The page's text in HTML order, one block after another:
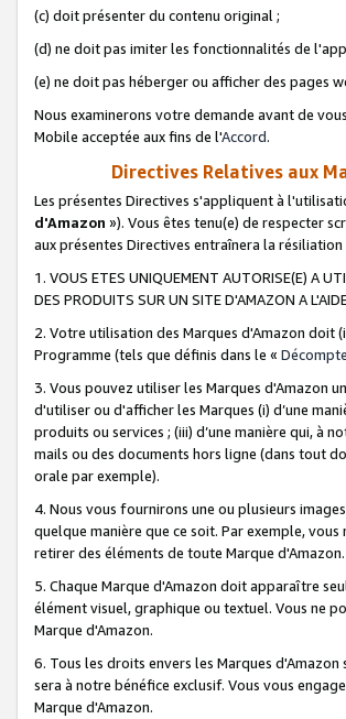
(c) doit présenter du contenu original ;
(d) ne doit pas imiter les fonctionnalités de
(e) ne doit pas héberger ou afficher des pages
Nous examinerons votre demande avant de
Mobile acceptée aux fins de l'Accord.
Directives Relatives aux
Les présentes Directives s'appliquent à
d'Amazon »). Vous êtes tenu(e) de respecter
aux présentes Directives entraînera la
1. VOUS ETES UNIQUEMENT AUTORISE(E) A
DES PRODUITS SUR UN SITE D'AMAZON A
2. Votre utilisation des Marques d'Amazon doit
Programme (tels que définis dans le «
3. Vous pouvez utiliser les Marques d'Amazon
d'utiliser ou d'afficher les Marques (i) d’une
produits ou services ; (iii) d’une manière qui, à
mails ou des documents hors ligne (dans tout
orale par exemple).
4. Nous vous fournirons une ou plusieurs
quelque manière que ce soit. Par exemple,
retirer des éléments de toute Marque d'Amazon.
5. Chaque Marque d'Amazon doit apparaître
élément visuel, graphique ou textuel. Vous ne
Marque d'Amazon.
6. Tous les droits envers les Marques
sera à notre bénéfice exclusif. Vous vous
Marque d'Amazon.